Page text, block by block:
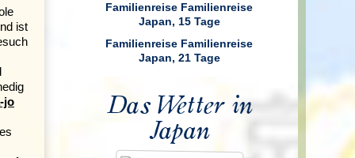
ist
jo
Familienreise Familienreise
Japan, 15 Tage
Familienreise Familienreise
Japan, 21 Tage
Das Wetter in
Japan